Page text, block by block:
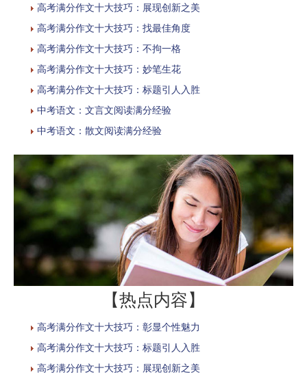
高考满分作文十大技巧：展现创新之美
高考满分作文十大技巧：找最佳角度
高考满分作文十大技巧：不拘一格
高考满分作文十大技巧：妙笔生花
高考满分作文十大技巧：标题引人入胜
中考语文：文言文阅读满分经验
中考语文：散文阅读满分经验
【热点内容】
高考满分作文十大技巧：彰显个性魅力
高考满分作文十大技巧：标题引人入胜
高考满分作文十大技巧：展现创新之美